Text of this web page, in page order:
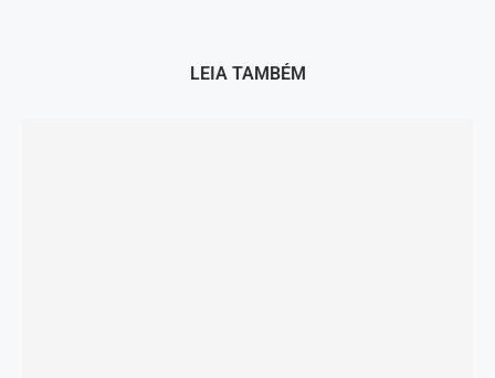
LEIA TAMBÉM